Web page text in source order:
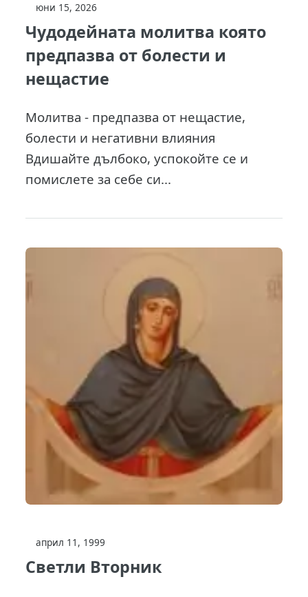
юни 15, 2026
Чудодейната молитва която
предпазва от болести и
нещастие
Молитва - предпазва от нещастие,
болести и негативни влияния
Вдишайте дълбоко, успокойте се и
помислете за себе си...
април 11, 1999
Светли Вторник